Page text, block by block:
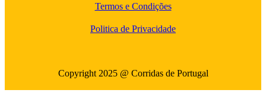
Termos e Condições
Politica de Privacidade
Copyright 2025 @ Corridas de Portugal